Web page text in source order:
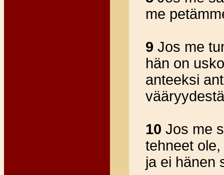
me
9 Jos me
hän on
anteeksi
10 Jos me
tehneet
ja ei hänen